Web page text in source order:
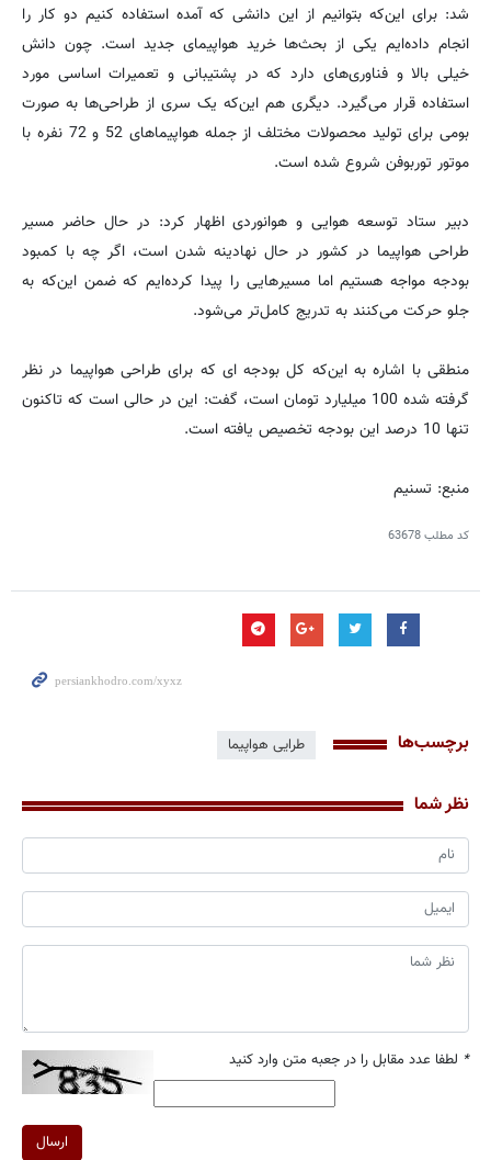
شد:‌ برای این‌که بتوانیم از این دانشی که آمده استفاده کنیم دو کار را
انجام داده‌ایم یکی از بحث‌ها خرید هواپیمای جدید است. چون دانش
خیلی بالا و فناوری‌های دارد که در پشتیبانی و تعمیرات اساسی مورد
استفاده قرار می‌گیرد. دیگری هم این‌که یک سری از طراحی‌ها به صورت
بومی برای تولید محصولات مختلف از جمله هواپیماهای 52 و 72 نفره با
موتور توربوفن شروع شده است.
دبیر ستاد توسعه هوایی و هوانوردی اظهار کرد:‌ در حال حاضر مسیر
طراحی هواپیما در کشور در حال نهادینه شدن است، اگر چه با کمبود
بودجه مواجه هستیم اما مسیرهایی را پیدا کرده‌ایم که ضمن این‌که به
جلو حرکت می‌کنند به تدریج کامل‌تر می‌شود.
منطقی با اشاره به این‌که کل بودجه ای که برای طراحی هواپیما در نظر
گرفته شده 100 میلیارد تومان است، گفت: این در حالی است که تاکنون
تنها 10 درصد این بودجه تخصیص یافته است.
منبع: تسنیم
کد مطلب63678
برچسب‌ها طرایی هواپیما
نظر شما
* لطفا عدد مقابل را در جعبه متن وارد کنید
ارسال